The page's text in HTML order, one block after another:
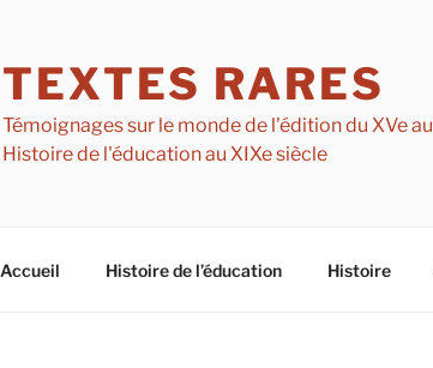
TEXTES RARES
Témoignages sur le monde de l'édition du XVe
Histoire de l'éducation au XIXe siècle
Accueil Histoire de l’éducation Histoire